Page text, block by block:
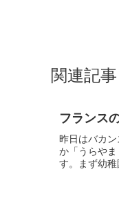
関連記事
フランス
昨日はバカ
か「うらや
す。まず幼